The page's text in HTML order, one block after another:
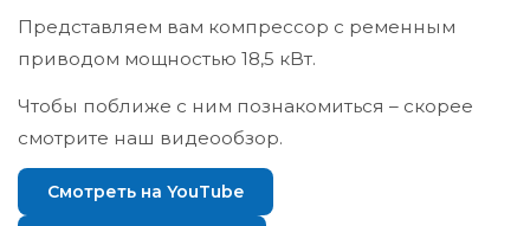
Представляем вам компрессор с ременным
приводом мощностью 18,5 кВт.
Чтобы поближе с ним познакомиться – скорее
смотрите наш видеообзор.
Смотреть на YouTube